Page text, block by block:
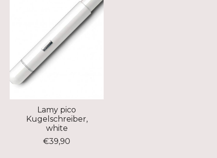
Lamy pico
Kugelschreiber,
white
€39,90